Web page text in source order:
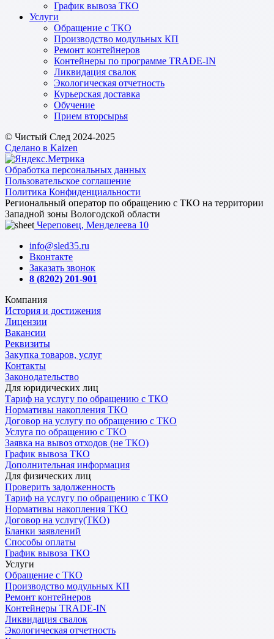
График вывоза ТКО
Услуги
Обращение с ТКО
Производство модульных КП
Ремонт контейнеров
Контейнеры по программе TRADE-IN
Ликвидация свалок
Экологическая отчетность
Курьерская доставка
Обучение
Прием вторсырья
© Чистый След 2024-2025
Сделано в Kaizen
Обработка персональных данных
Пользовательское соглашение
Политика Конфиденциальности
Региональный оператор по обращению с ТКО на территории
Западной зоны Вологодской области
Череповец, Менделеева 10
info@sled35.ru
Вконтакте
Заказать звонок
8 (8202) 201-901
Компания
История и достижения
Лицензии
Вакансии
Реквизиты
Закупка товаров, услуг
Контакты
Законодательство
Для юридических лиц
Тариф на услугу по обращению с ТКО
Нормативы накопления ТКО
Договор на услугу по обращению с ТКО
Услуга по обращению с ТКО
Заявка на вывоз отходов (не ТКО)
График вывоза ТКО
Дополнительная информация
Для физических лиц
Проверить задолженность
Тариф на услугу по обращению с ТКО
Нормативы накопления ТКО
Договор на услугу(ТКО)
Бланки заявлений
Способы оплаты
График вывоза ТКО
Услуги
Обращение с ТКО
Производство модульных КП
Ремонт контейнеров
Контейнеры TRADE-IN
Ликвидация свалок
Экологическая отчетность